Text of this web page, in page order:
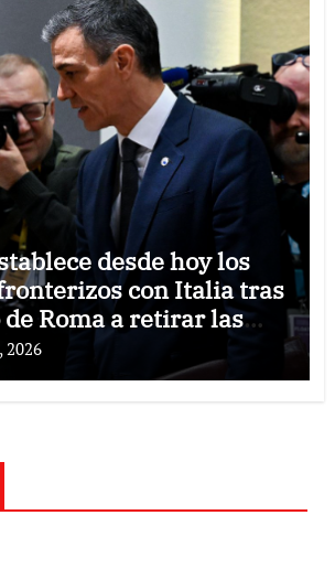
desde hoy los
con Italia tras
Roma a retirar las
2026